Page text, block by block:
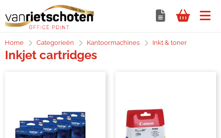
Home Categorieën Kantoormachines Inkt & toner
Inkjet cartridges